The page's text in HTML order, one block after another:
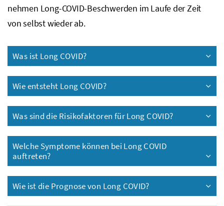
nehmen Long-COVID-Beschwerden im Laufe der Zeit
von selbst wieder ab.
Was ist Long COVID?
Wie entsteht Long COVID?
Was sind die Risikofaktoren für Long COVID?
Welche Symptome können bei Long COVID
auftreten?
Wie ist die Prognose von Long COVID?